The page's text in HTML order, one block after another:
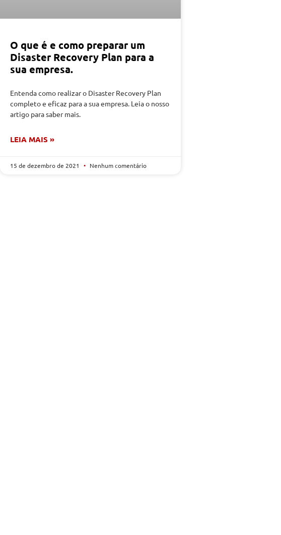
O que é e como preparar um
Disaster Recovery Plan para a
sua empresa.
Entenda como realizar o Disaster Recovery Plan
completo e eficaz para a sua empresa. Leia o nosso
artigo para saber mais.
LEIA MAIS »
15 de dezembro de 2021 Nenhum comentário